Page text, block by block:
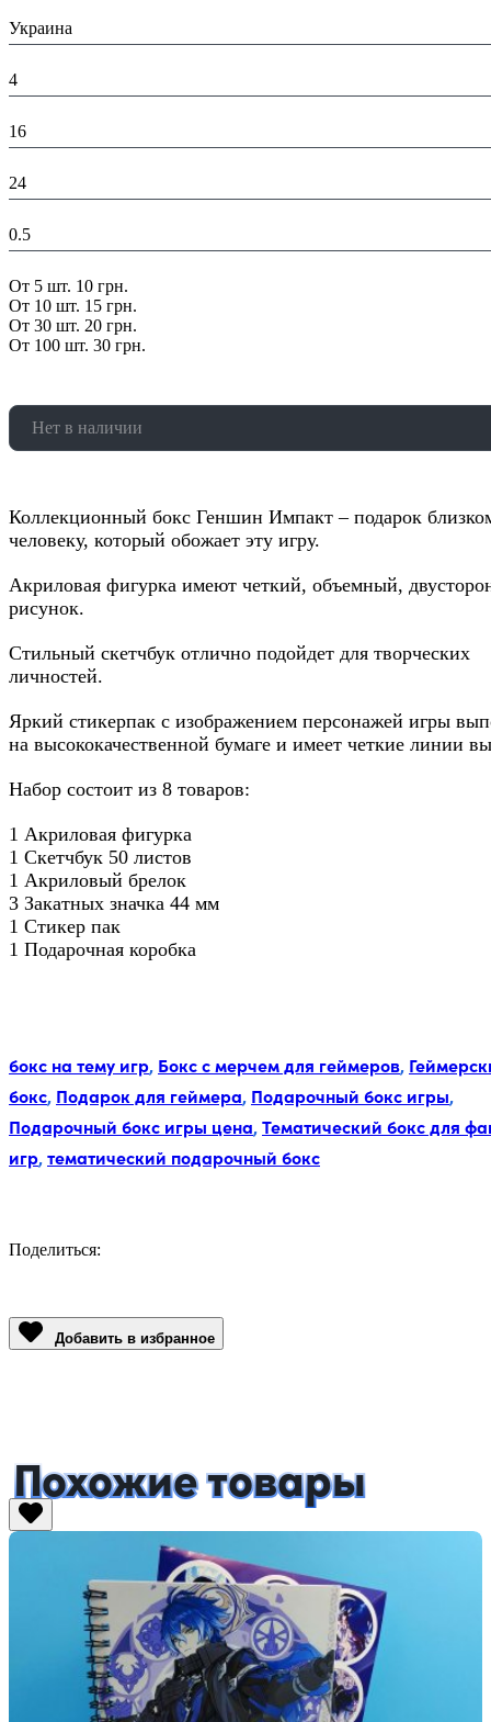
Украина
4
16
24
0.5
От 5 шт. 10 грн.
От 10 шт. 15 грн.
От 30 шт. 20 грн.
От 100 шт. 30 грн.
Нет в наличии
Коллекционный бокс Геншин Импакт – подарок
человеку, который обожает эту игру.
Акриловая фигурка имеют четкий, объемный,
рисунок.
Стильный скетчбук отлично подойдет для творческих
личностей.
Яркий стикерпак с изображением персонажей игры
на высококачественной бумаге и имеет четкие линии
Набор состоит из 8 товаров:
1 Акриловая фигурка
1 Скетчбук 50 листов
1 Акриловый брелок
3 Закатных значка 44 мм
1 Стикер пак
1 Подарочная коробка
бокс на тему игр, Бокс с мерчем для геймеров,
бокс, Подарок для геймера, Подарочный бокс игры,
Подарочный бокс игры цена,Тематический бокс для
игр,тематический подарочный бокс
Поделиться:
Добавить в избранное
Похожие товары